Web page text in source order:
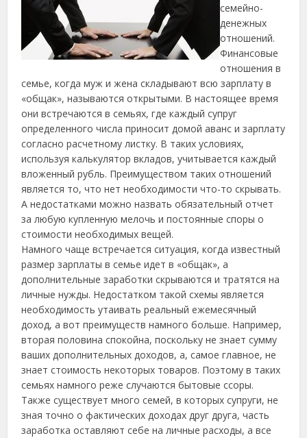
семейно-
денежных
отношений.
Финансовые
отношения в
семье, когда муж и жена складывают всю зарплату в
«общак», называются открытыми. В настоящее время
они встречаются в семьях, где каждый супруг
определенного числа приносит домой аванс и зарплату
согласно расчетному листку. В таких условиях,
используя калькулятор вкладов, учитывается каждый
вложенный рубль. Преимуществом таких отношений
является то, что нет необходимости что-то скрывать.
А недостатками можно назвать обязательный отчет
за любую купленную мелочь и постоянные споры о
стоимости необходимых вещей.
Намного чаще встречается ситуация, когда известный
размер зарплаты в семье идет в «общак», а
дополнительные заработки скрываются и тратятся на
личные нужды. Недостатком такой схемы является
необходимость утаивать реальный ежемесячный
доход, а вот преимуществ намного больше. Например,
вторая половина спокойна, поскольку не знает сумму
ваших дополнительных доходов, а, самое главное, не
знает стоимость некоторых товаров. Поэтому в таких
семьях намного реже случаются бытовые ссоры.
Также существует много семей, в которых супруги, не
зная точно о фактических доходах друг друга, часть
заработка оставляют себе на личные расходы, а все